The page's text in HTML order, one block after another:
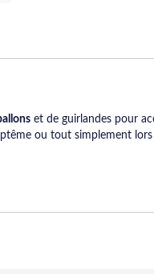
et de guirlandes pour
ou tout simplement